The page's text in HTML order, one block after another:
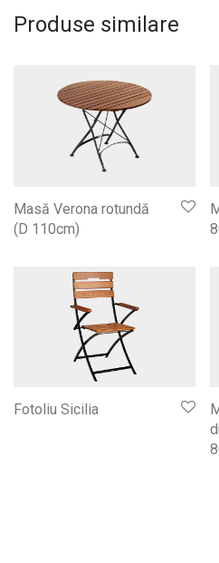
Produse similare
Masă Verona rotundă
(D 110cm)
Fotoliu Sicilia